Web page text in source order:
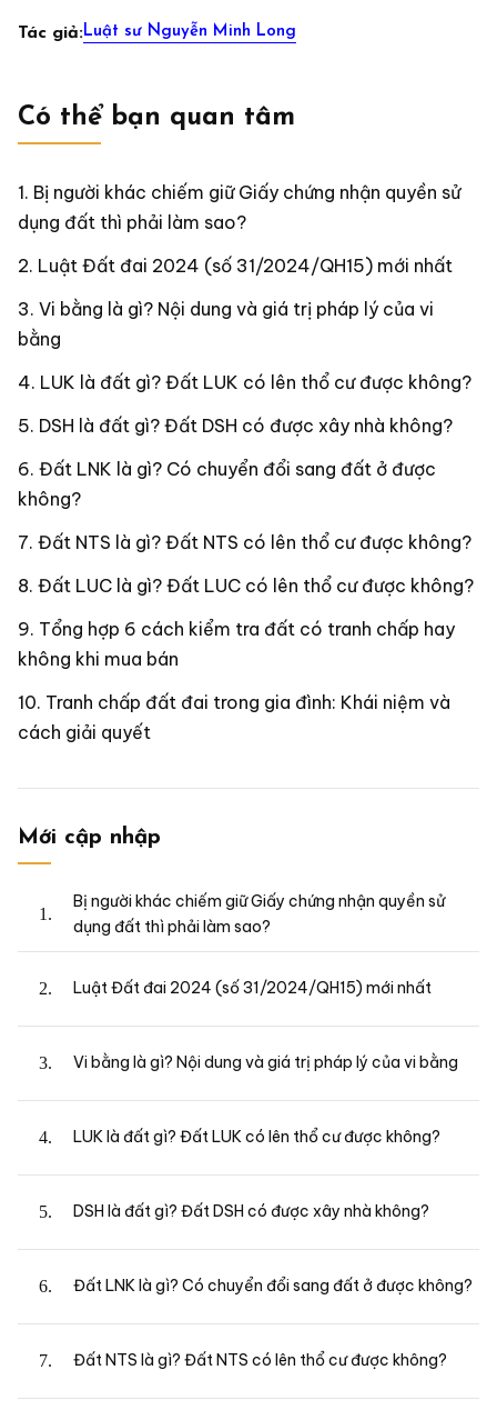
Tác giả:Luật sư Nguyễn Minh Long
Có thể bạn quan tâm
Bị người khác chiếm giữ Giấy chứng nhận quyền sử
dụng đất thì phải làm sao?
Luật Đất đai 2024 (số 31/2024/QH15) mới nhất
Vi bằng là gì? Nội dung và giá trị pháp lý của vi
bằng
LUK là đất gì? Đất LUK có lên thổ cư được không?
DSH là đất gì? Đất DSH có được xây nhà không?
Đất LNK là gì? Có chuyển đổi sang đất ở được
không?
Đất NTS là gì? Đất NTS có lên thổ cư được không?
Đất LUC là gì? Đất LUC có lên thổ cư được không?
Tổng hợp 6 cách kiểm tra đất có tranh chấp hay
không khi mua bán
Tranh chấp đất đai trong gia đình: Khái niệm và
cách giải quyết
Mới cập nhập
Bị người khác chiếm giữ Giấy chứng nhận quyền sử
dụng đất thì phải làm sao?
Luật Đất đai 2024 (số 31/2024/QH15) mới nhất
Vi bằng là gì? Nội dung và giá trị pháp lý của vi bằng
LUK là đất gì? Đất LUK có lên thổ cư được không?
DSH là đất gì? Đất DSH có được xây nhà không?
Đất LNK là gì? Có chuyển đổi sang đất ở được không?
Đất NTS là gì? Đất NTS có lên thổ cư được không?